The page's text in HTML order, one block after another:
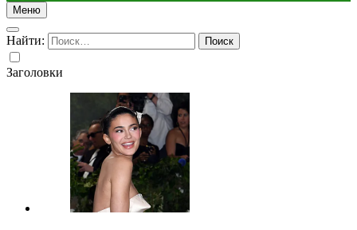
Меню
Найти:
Заголовки